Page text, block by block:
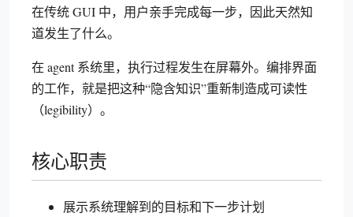
在传统 GUI 中，用户亲手完成每一步，因此天然知
道发生了什么。
在 agent 系统里，执行过程发生在屏幕外。编排界面
的工作，就是把这种“隐含知识”重新制造成可读性
（legibility）。
核心职责
展示系统理解到的目标和下一步计划